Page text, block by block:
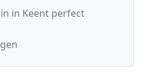
in Keent perfect